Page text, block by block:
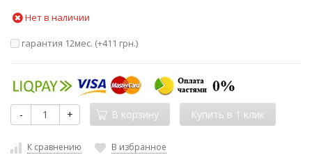
Нет в наличии
гарантия 12мес. (+411 грн.)
- + В корзину
К сравнению В избранное